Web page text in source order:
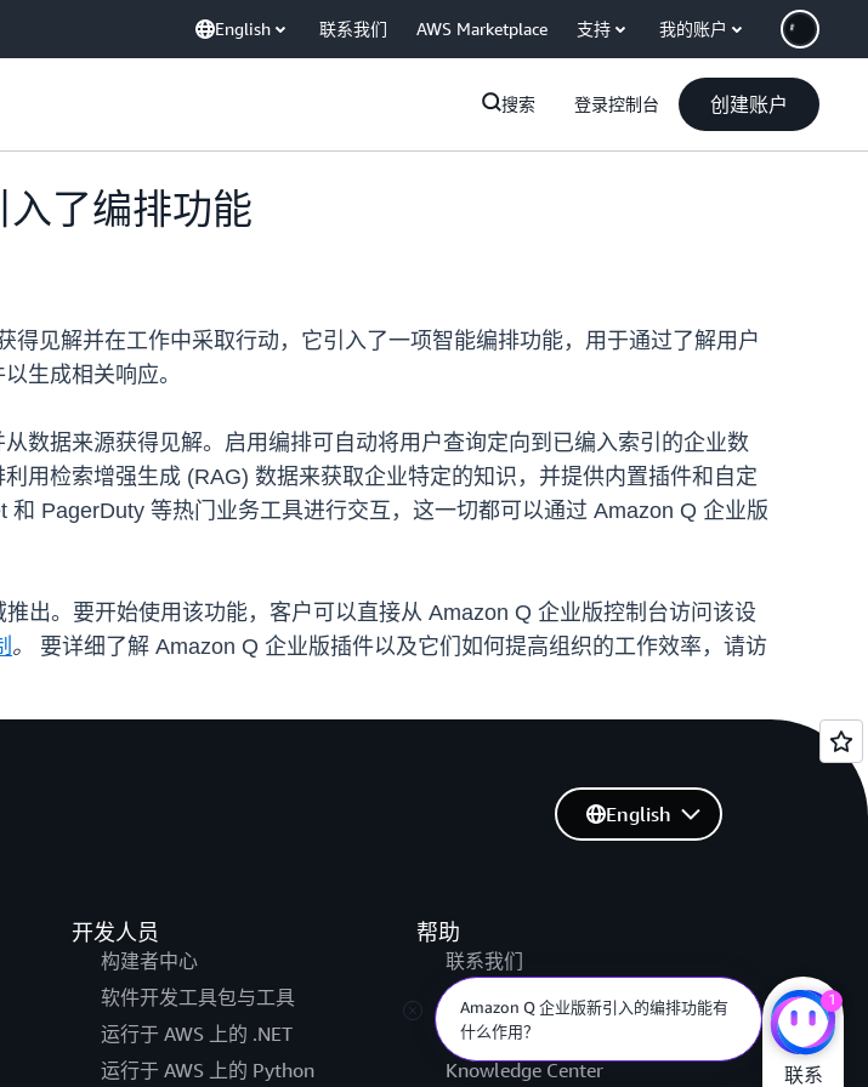
English 联系我们 AWS Marketplace 支持 我的账户
搜索 登录控制台 创建账户
了编排功能
见解并在工作中采取行动，它引入了一项智能编排功能，用于通过了解用户
生成相关响应。
数据来源获得见解。启用编排可自动将用户查询定向到已编入索引的企业数
用检索增强生成 (RAG) 数据来获取企业特定的知识，并提供内置插件和自定
PagerDuty 等热门业务工具进行交互，这一切都可以通过 Amazon Q 企业版
出。要开始使用该功能，客户可以直接从 Amazon Q 企业版控制台访问该设
。
要详细了解 Amazon Q 企业版插件以及它们如何提高组织的工作效率，请访
开发人员
构建者中心
软件开发工具包与工具
运行于 AWS 上的 .NET
运行于 AWS 上的 Python
帮助
联系我们
提交支持工单
AWS re:Post
Knowledge Center
English
Amazon Q 企业版新引入的编排功能有
什么作用？
1
联系